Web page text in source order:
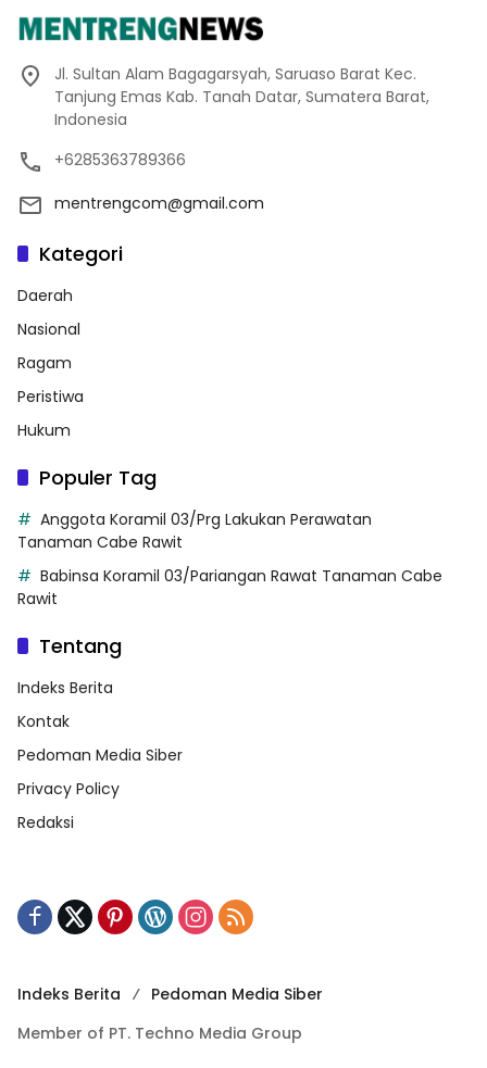
Jl. Sultan Alam Bagagarsyah, Saruaso Barat Kec.
Tanjung Emas Kab. Tanah Datar, Sumatera Barat,
Indonesia
+6285363789366
mentrengcom@gmail.com
Kategori
Daerah
Nasional
Ragam
Peristiwa
Hukum
Populer Tag
Anggota Koramil 03/Prg Lakukan Perawatan
Tanaman Cabe Rawit
Babinsa Koramil 03/Pariangan Rawat Tanaman Cabe
Rawit
Tentang
Indeks Berita
Kontak
Pedoman Media Siber
Privacy Policy
Redaksi
Indeks Berita
Pedoman Media Siber
Member of PT. Techno Media Group